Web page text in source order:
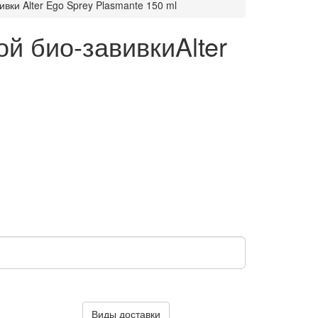
Alter Ego Sprey Plasmante 150 ml
био-завивкиAlter
Виды доставки